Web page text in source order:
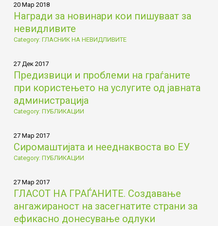
20 Мар 2018
Награди за новинари кои пишуваат за
невидливите
Category: ГЛАСНИК НА НЕВИДЛИВИТЕ
27 Дек 2017
Предизвици и проблеми на граѓаните
при користењето на услугите од јавната
администрација
Category: ПУБЛИКАЦИИ
27 Мар 2017
Сиромаштијата и нееднаквоста во ЕУ
Category: ПУБЛИКАЦИИ
27 Мар 2017
ГЛАСОТ НА ГРАЃАНИТЕ. Создавање
ангажираност на засегнатите страни за
ефикасно донесување одлуки